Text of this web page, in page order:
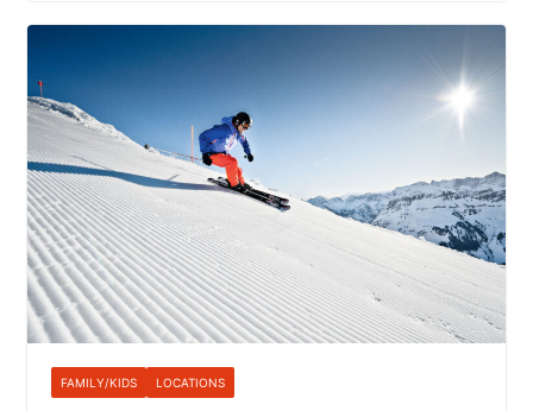
FAMILY/KIDS LOCATIONS